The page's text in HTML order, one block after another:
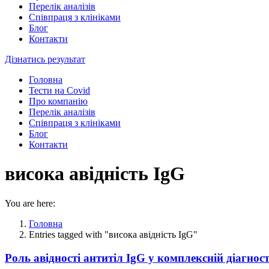
Перелік аналізів
Співпраця з клініками
Блог
Контакти
Дізнатись результат
Головна
Тести на Covid
Про компанію
Перелік аналізів
Співпраця з клініками
Блог
Контакти
висока авідність IgG
You are here:
Головна
Entries tagged with "висока авідність IgG"
Роль авідності антитіл IgG у комплексній